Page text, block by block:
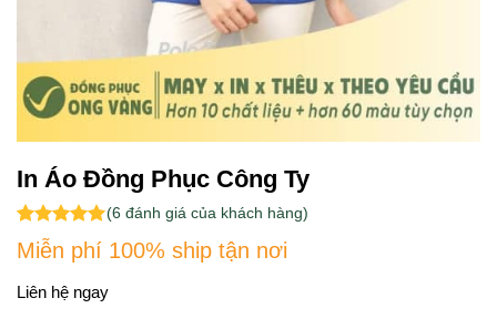
In Áo Đồng Phục Công Ty
5.00trên 5
dựa trên
5
(6 đánh giá của khách hàng)
Miễn phí 100% ship tận nơi
Liên hệ ngay